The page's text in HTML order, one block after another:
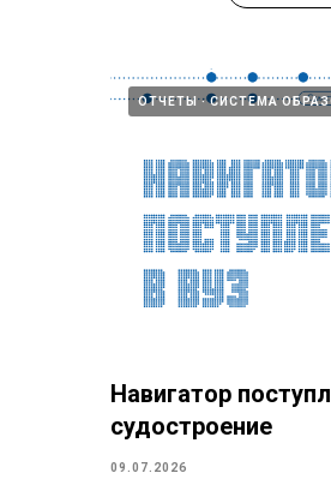
ОТЧЕТЫ СИСТЕМА
Навигатор
судостроение
09.07.2026